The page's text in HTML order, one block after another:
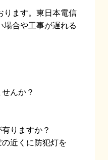
ります。東日本電信
場合や工事が遅れる
んか？
りますか？
近くに防犯灯を